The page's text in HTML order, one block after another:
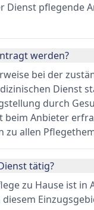
Dienst pflegende
werden?
bei der
Dienst
durch
beim Anbieter
allen
tätig?
zu Hause ist